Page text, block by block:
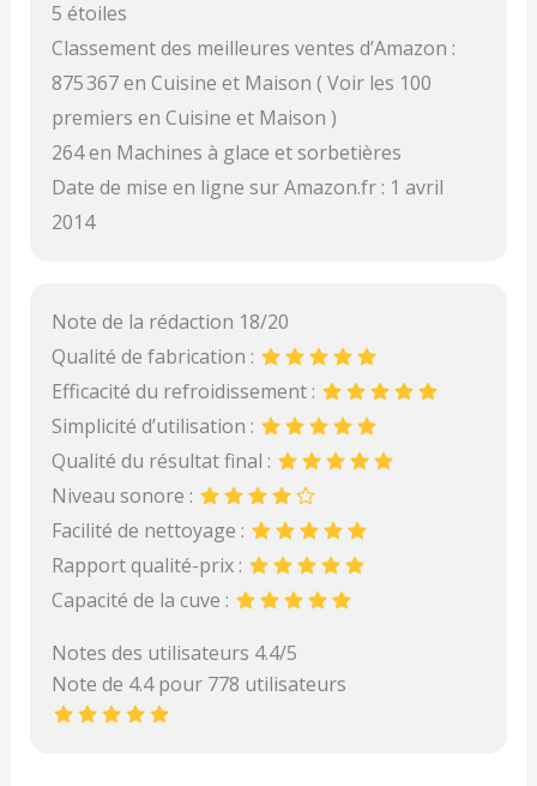
5 étoiles
Classement des meilleures ventes d’Amazon :
875 367 en Cuisine et Maison ( Voir les 100
premiers en Cuisine et Maison )
264 en Machines à glace et sorbetières
Date de mise en ligne sur Amazon.fr : 1 avril
2014
Note de la rédaction 18/20
Qualité de fabrication :
Efficacité du refroidissement :
Simplicité d’utilisation :
Qualité du résultat final :
Niveau sonore :
Facilité de nettoyage :
Rapport qualité-prix :
Capacité de la cuve :
Notes des utilisateurs 4.4/5
Note de 4.4 pour 778 utilisateurs